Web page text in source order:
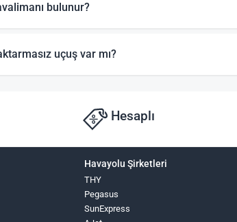
bulunur?
uçuş var mı?
Hesaplı
Havayolu Şirketleri
THY
Pegasus
SunExpress